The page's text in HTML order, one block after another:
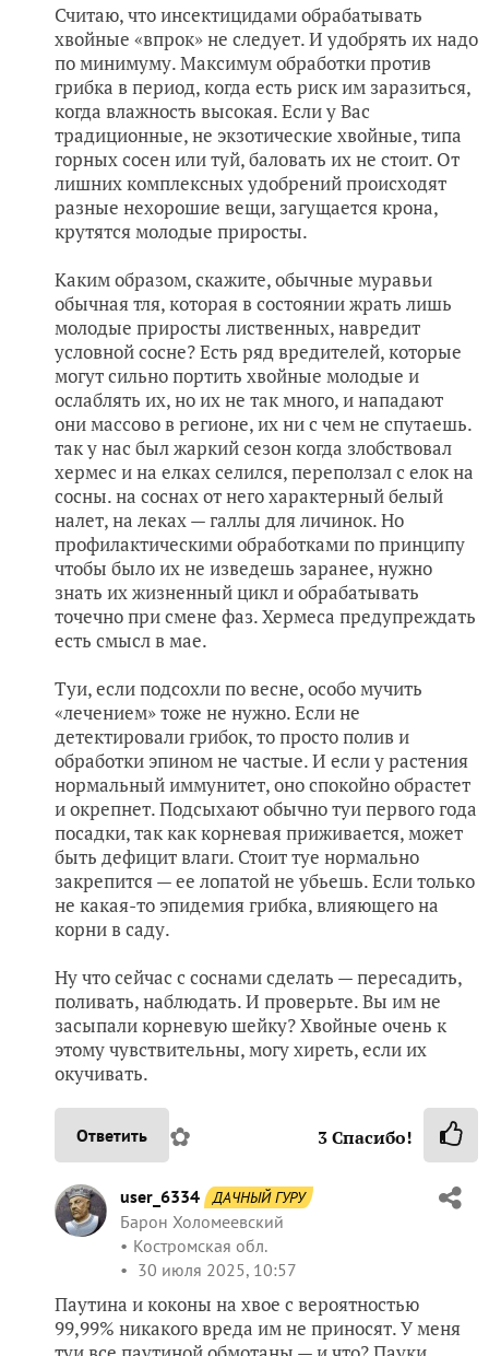
Считаю, что инсектицидами обрабатывать
хвойные «впрок» не следует. И удобрять их надо
по минимуму. Максимум обработки против
грибка в период, когда есть риск им заразиться,
когда влажность высокая. Если у Вас
традиционные, не экзотические хвойные, типа
горных сосен или туй, баловать их не стоит. От
лишних комплексных удобрений происходят
разные нехорошие вещи, загущается крона,
крутятся молодые приросты.
Каким образом, скажите, обычные муравьи
обычная тля, которая в состоянии жрать лишь
молодые приросты лиственных, навредит
условной сосне? Есть ряд вредителей, которые
могут сильно портить хвойные молодые и
ослаблять их, но их не так много, и нападают
они массово в регионе, их ни с чем не спутаешь.
так у нас был жаркий сезон когда злобствовал
хермес и на елках селился, переползал с елок на
сосны. на соснах от него характерный белый
налет, на леках — галлы для личинок. Но
профилактическими обработками по принципу
чтобы было их не изведешь заранее, нужно
знать их жизненный цикл и обрабатывать
точечно при смене фаз. Хермеса предупреждать
есть смысл в мае.
Туи, если подсохли по весне, особо мучить
«лечением» тоже не нужно. Если не
детектировали грибок, то просто полив и
обработки эпином не частые. И если у растения
нормальный иммунитет, оно спокойно обрастет
и окрепнет. Подсыхают обычно туи первого года
посадки, так как корневая приживается, может
быть дефицит влаги. Стоит туе нормально
закрепится — ее лопатой не убьешь. Если только
не какая-то эпидемия грибка, влияющего на
корни в саду.
Ну что сейчас с соснами сделать — пересадить,
поливать, наблюдать. И проверьте. Вы им не
засыпали корневую шейку? Хвойные очень к
этому чувствительны, могу хиреть, если их
окучивать.
Ответить ✿ 3Спасибо!
user_6334 ДАЧНЫЙ ГУРУ
Барон Холомеевский
Костромская обл.
30 июля 2025, 10:57
Паутина и коконы на хвое с вероятностью
99,99% никакого вреда им не приносят. У меня